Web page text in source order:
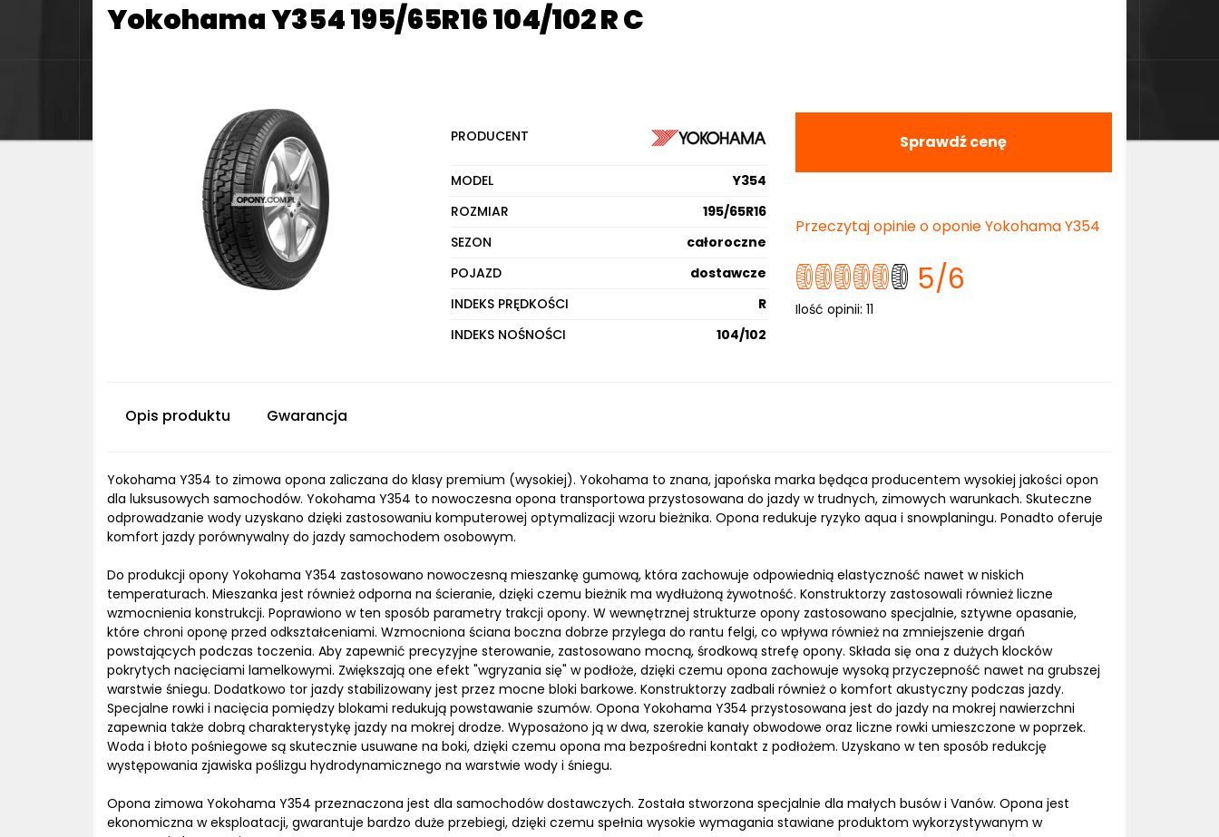
Yokohama Y354 195/65R16 104/102 R C
PRODUCENT
MODEL
Y354
ROZMIAR
195/65R16
SEZON
całoroczne
POJAZD
dostawcze
INDEKS PRĘDKOŚCI
R
INDEKS NOŚNOŚCI
104/102
Sprawdź cenę
Przeczytaj opinie o oponie Yokohama Y354
5/6
Ilość opinii: 11
Opis produktu Gwarancja
Yokohama Y354 to zimowa opona zaliczana do klasy premium (wysokiej). Yokohama to znana, japońska marka będąca producentem wysokiej jakości opon
dla luksusowych samochodów. Yokohama Y354 to nowoczesna opona transportowa przystosowana do jazdy w trudnych, zimowych warunkach. Skuteczne
odprowadzanie wody uzyskano dzięki zastosowaniu komputerowej optymalizacji wzoru bieżnika. Opona redukuje ryzyko aqua i snowplaningu. Ponadto oferuje
komfort jazdy porównywalny do jazdy samochodem osobowym.
Do produkcji opony Yokohama Y354 zastosowano nowoczesną mieszankę gumową, która zachowuje odpowiednią elastyczność nawet w niskich
temperaturach. Mieszanka jest również odporna na ścieranie, dzięki czemu bieżnik ma wydłużoną żywotność. Konstruktorzy zastosowali również liczne
wzmocnienia konstrukcji. Poprawiono w ten sposób parametry trakcji opony. W wewnętrznej strukturze opony zastosowano specjalnie, sztywne opasanie,
które chroni oponę przed odkształceniami. Wzmocniona ściana boczna dobrze przylega do rantu felgi, co wpływa również na zmniejszenie drgań
powstających podczas toczenia. Aby zapewnić precyzyjne sterowanie, zastosowano mocną, środkową strefę opony. Składa się ona z dużych klocków
pokrytych nacięciami lamelkowymi. Zwiększają one efekt "wgryzania się" w podłoże, dzięki czemu opona zachowuje wysoką przyczepność nawet na grubszej
warstwie śniegu. Dodatkowo tor jazdy stabilizowany jest przez mocne bloki barkowe. Konstruktorzy zadbali również o komfort akustyczny podczas jazdy.
Specjalne rowki i nacięcia pomiędzy blokami redukują powstawanie szumów. Opona Yokohama Y354 przystosowana jest do jazdy na mokrej nawierzchni
zapewnia także dobrą charakterystykę jazdy na mokrej drodze. Wyposażono ją w dwa, szerokie kanały obwodowe oraz liczne rowki umieszczone w poprzek.
Woda i błoto pośniegowe są skutecznie usuwane na boki, dzięki czemu opona ma bezpośredni kontakt z podłożem. Uzyskano w ten sposób redukcję
występowania zjawiska poślizgu hydrodynamicznego na warstwie wody i śniegu.
Opona zimowa Yokohama Y354 przeznaczona jest dla samochodów dostawczych. Została stworzona specjalnie dla małych busów i Vanów. Opona jest
ekonomiczna w eksploatacji, gwarantuje bardzo duże przebiegi, dzięki czemu spełnia wysokie wymagania stawiane produktom wykorzystywanym w